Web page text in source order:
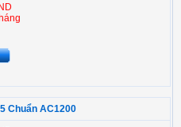
Chuẩn AC1200